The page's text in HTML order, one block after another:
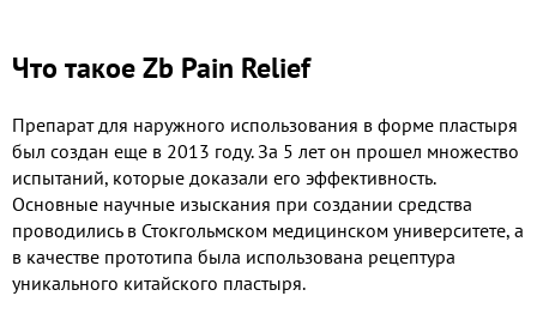
Что такое Zb Pain Relief
Препарат для наружного использования в форме пластыря
был создан еще в 2013 году. За 5 лет он прошел множество
испытаний, которые доказали его эффективность.
Основные научные изыскания при создании средства
проводились в Стокгольмском медицинском университете, а
в качестве прототипа была использована рецептура
уникального китайского пластыря.